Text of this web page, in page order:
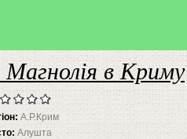
Магнолія в Криму
А.Р.Крим
Алушта